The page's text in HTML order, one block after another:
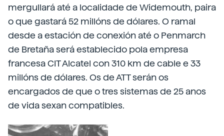
mergullará até a localidade de Widemouth, paira
o que gastará 52 millóns de dólares. O ramal
desde a estación de conexión até o Penmarch
de Bretaña será establecido pola empresa
francesa CIT Alcatel con 310 km de cable e 33
millóns de dólares. Os de ATT serán os
encargados de que o tres sistemas de 25 anos
de vida sexan compatibles.